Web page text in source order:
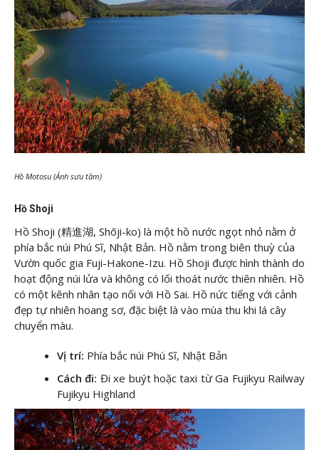
Hồ Motosu (Ảnh sưu tầm)
Hồ Shoji
Hồ Shoji (精進湖, Shōji-ko) là một hồ nước ngọt nhỏ nằm ở
phía bắc núi Phú Sĩ, Nhật Bản. Hồ nằm trong biên thuỳ của
Vườn quốc gia Fuji-Hakone-Izu. Hồ Shoji được hình thành do
hoạt động núi lửa và không có lối thoát nước thiên nhiên. Hồ
có một kênh nhân tạo nối với Hồ Sai. Hồ nức tiếng với cảnh
đẹp tự nhiên hoang sơ, đặc biệt là vào mùa thu khi lá cây
chuyển màu.
Vị trí: Phía bắc núi Phú Sĩ, Nhật Bản
Cách đi: Đi xe buýt hoặc taxi từ Ga Fujikyu Railway
Fujikyu Highland